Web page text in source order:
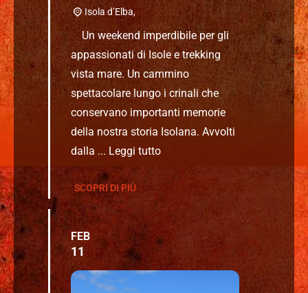
Isola d’Elba,
Un weekend imperdibile per gli
appassionati di Isole e trekking
vista mare. Un cammino
spettacolare lungo i crinali che
conservano importanti memorie
della nostra storia Isolana. Avvolti
dalla ... Leggi tutto
SCOPRI DI PIÙ
FEB
11